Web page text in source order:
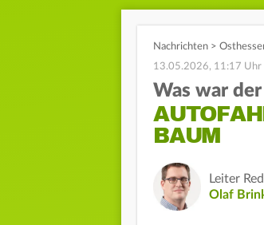
Nachrichten >
13.05.2026, 11:17 Uhr
Was war
BAUM
Leiter
Olaf